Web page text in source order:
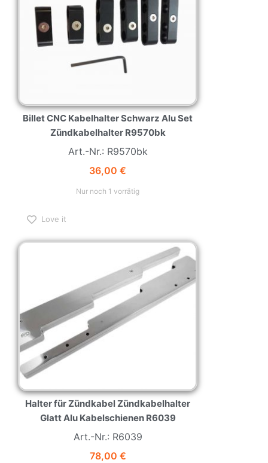
Billet CNC Kabelhalter Schwarz Alu Set
Zündkabelhalter R9570bk
Art.-Nr.: R9570bk
36,00 €
Nur noch 1 vorrätig
Love it
Halter für Zündkabel Zündkabelhalter
Glatt Alu Kabelschienen R6039
Art.-Nr.: R6039
78,00 €